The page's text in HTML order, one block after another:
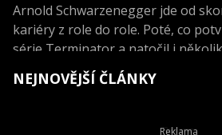
Arnold Schwarzenegger jde od
kariéry z role do role. Poté, co
série Terminator a natočil i
béčkových filmů, oznámil
Arnie se podle všeho vrátí na
NEJNOVĚJŠÍ ČLÁNKY